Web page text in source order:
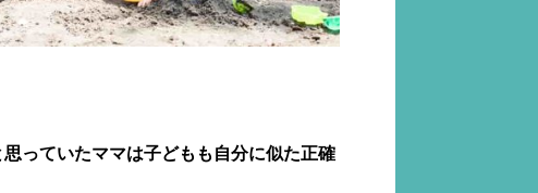
思っていたママは子どもも自分に似た正確